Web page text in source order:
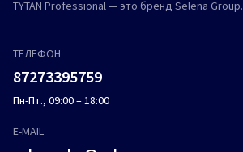
TYTAN Professional — это бренд Selena Group.
ТЕЛЕФОН
87273395759
Пн-Пт., 09:00 – 18:00
E-MAIL